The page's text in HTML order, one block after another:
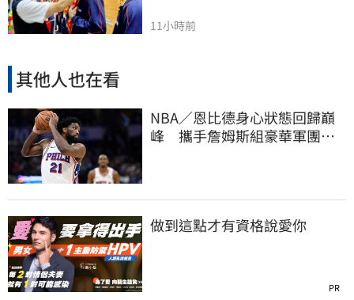
11小時前
其他人也在看
NBA／恩比德身心狀態回歸巔
峰 攜手詹姆斯組豪華軍團！
做到這點才有資格說愛你
PR